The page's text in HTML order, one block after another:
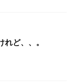
ど、、。